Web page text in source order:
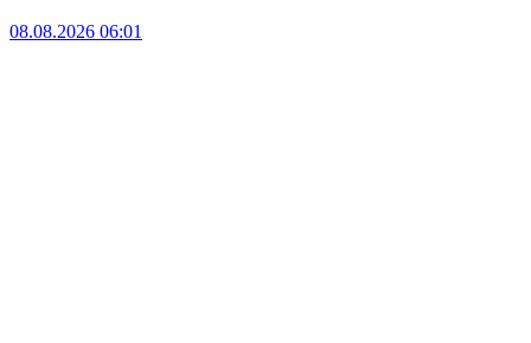
08.08.2026 06:01